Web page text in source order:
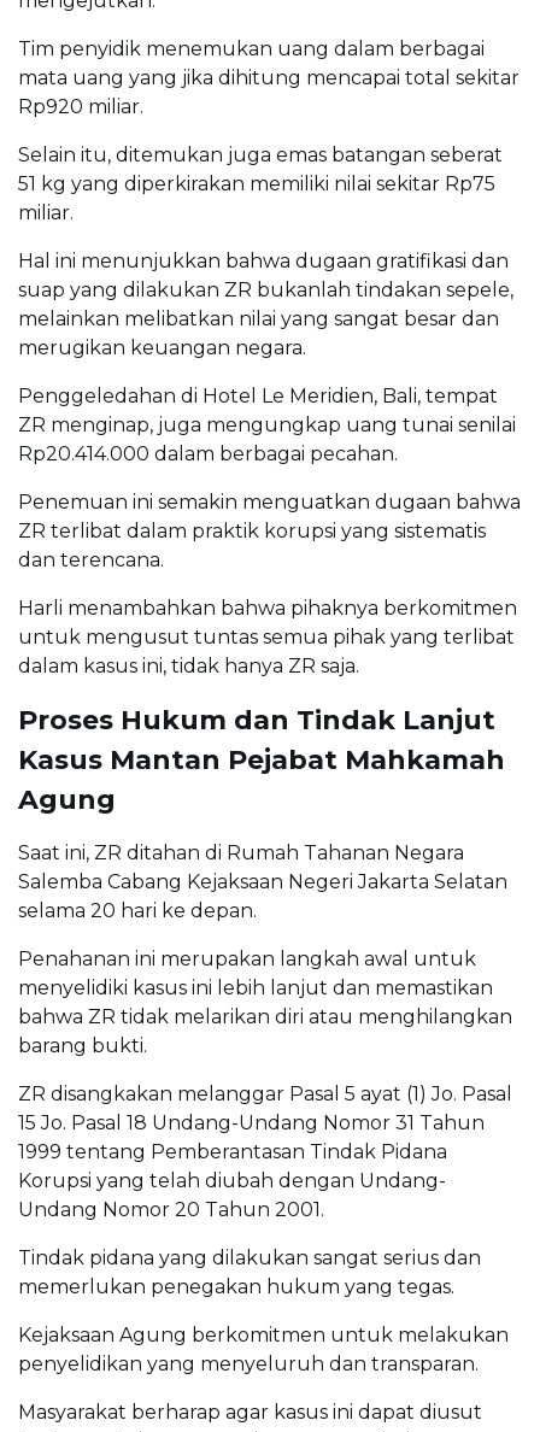
Tim penyidik menemukan uang dalam berbagai
mata uang yang jika dihitung mencapai total sekitar
Rp920 miliar.
Selain itu, ditemukan juga emas batangan seberat
51 kg yang diperkirakan memiliki nilai sekitar Rp75
miliar.
Hal ini menunjukkan bahwa dugaan gratifikasi dan
suap yang dilakukan ZR bukanlah tindakan sepele,
melainkan melibatkan nilai yang sangat besar dan
merugikan keuangan negara.
Penggeledahan di Hotel Le Meridien, Bali, tempat
ZR menginap, juga mengungkap uang tunai senilai
Rp20.414.000 dalam berbagai pecahan.
Penemuan ini semakin menguatkan dugaan bahwa
ZR terlibat dalam praktik korupsi yang sistematis
dan terencana.
Harli menambahkan bahwa pihaknya berkomitmen
untuk mengusut tuntas semua pihak yang terlibat
dalam kasus ini, tidak hanya ZR saja.
Proses Hukum dan Tindak Lanjut
Kasus Mantan Pejabat Mahkamah
Agung
Saat ini, ZR ditahan di Rumah Tahanan Negara
Salemba Cabang Kejaksaan Negeri Jakarta Selatan
selama 20 hari ke depan.
Penahanan ini merupakan langkah awal untuk
menyelidiki kasus ini lebih lanjut dan memastikan
bahwa ZR tidak melarikan diri atau menghilangkan
barang bukti.
ZR disangkakan melanggar Pasal 5 ayat (1) Jo. Pasal
15 Jo. Pasal 18 Undang-Undang Nomor 31 Tahun
1999 tentang Pemberantasan Tindak Pidana
Korupsi yang telah diubah dengan Undang-
Undang Nomor 20 Tahun 2001.
Tindak pidana yang dilakukan sangat serius dan
memerlukan penegakan hukum yang tegas.
Kejaksaan Agung berkomitmen untuk melakukan
penyelidikan yang menyeluruh dan transparan.
Masyarakat berharap agar kasus ini dapat diusut